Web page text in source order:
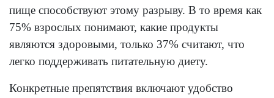
пище способствуют этому разрыву. В то время как
75% взрослых понимают, какие продукты
являются здоровыми, только 37% считают, что
легко поддерживать питательную диету.
Конкретные препятствия включают удобство